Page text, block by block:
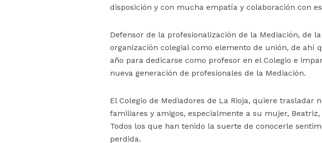
disposición y con mucha empatía y colaboración con
Defensor de la profesionalización de la Mediación, de
organización colegial como elemento de unión, de ahí
año para dedicarse como profesor en el Colegio e
nueva generación de profesionales de la Mediación.
El Colegio de Mediadores de La Rioja, quiere trasladar
familiares y amigos, especialmente a su mujer,
Todos los que han tenido la suerte de conocerle
perdida.